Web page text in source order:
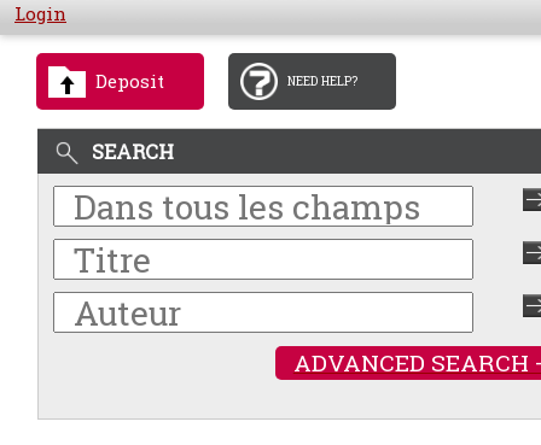
Login
Deposit NEED HELP?
SEARCH
ADVANCED SEARCH